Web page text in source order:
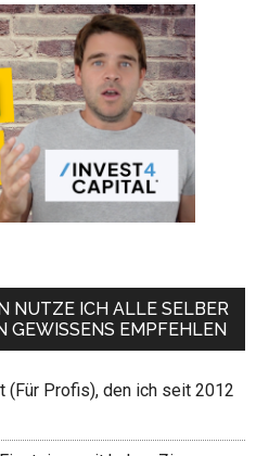
NUTZE ICH ALLE SELBER
GEWISSENS EMPFEHLEN
(Für Profis), den ich seit 2012